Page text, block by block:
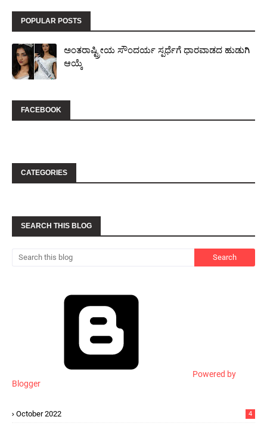
POPULAR POSTS
ಅಂತರಾಷ್ಟ್ರೀಯ ಸೌಂದರ್ಯ ಸ್ಪರ್ಧೆಗೆ ಧಾರವಾಡದ ಹುಡುಗಿ
ಆಯ್ಕೆ
FACEBOOK
CATEGORIES
SEARCH THIS BLOG
Powered by
Blogger
October 2022 4